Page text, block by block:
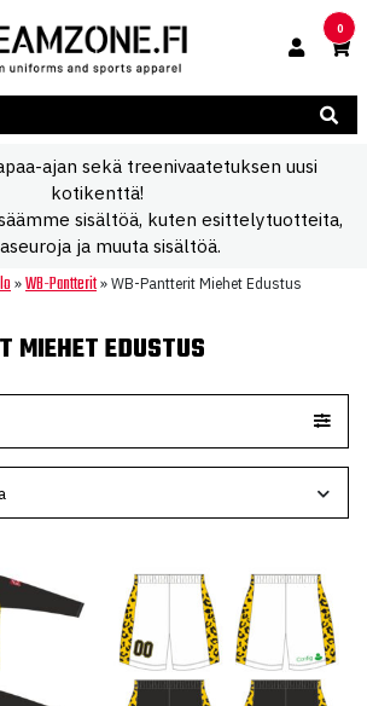
0
ajan sekä treenivaatetuksen uusi
kotikenttä!
sisältöä, kuten esittelytuotteita,
ja muuta sisältöä.
» WB-Pantterit » WB-Pantterit Miehet Edustus
MIEHET EDUSTUS